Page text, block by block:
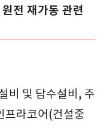
전 재가동 관련
비 및 담수설비, 주
프라코어(건설중